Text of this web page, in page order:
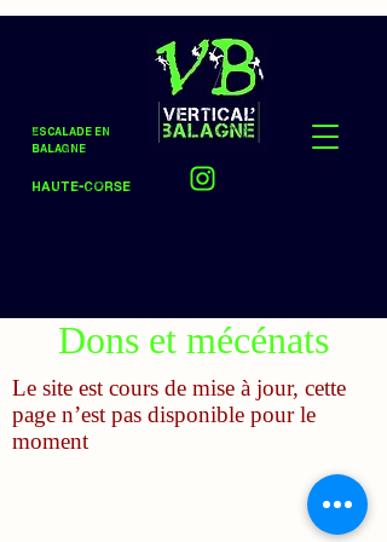
Escalade en
Balagne
Haute-Corse
Dons et mécénats
Le site est cours de mise à jour, cette
page n’est pas disponible pour le
moment